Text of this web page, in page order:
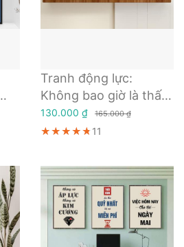
Tranh động lực:
Không bao giờ là thất
bại, tất cả chỉ là thử
thách
130.000 ₫ 165.000 ₫
★★★★★
★★★★★
★★★★★11